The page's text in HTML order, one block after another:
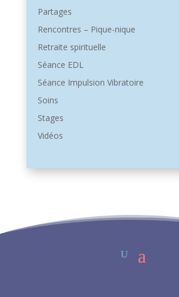
Partages
Rencontres – Pique-nique
Retraite spirituelle
Séance EDL
Séance Impulsion Vibratoire
Soins
Stages
Vidéos